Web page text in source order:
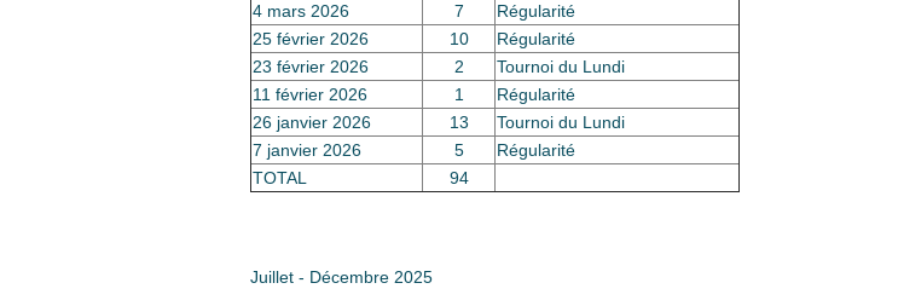
4 mars 2026
7
Régularité
25 février 2026
10
Régularité
23 février 2026
2
Tournoi du Lundi
11 février 2026
1
Régularité
26 janvier 2026
13
Tournoi du Lundi
7 janvier 2026
5
Régularité
TOTAL
94
Juillet - Décembre 2025